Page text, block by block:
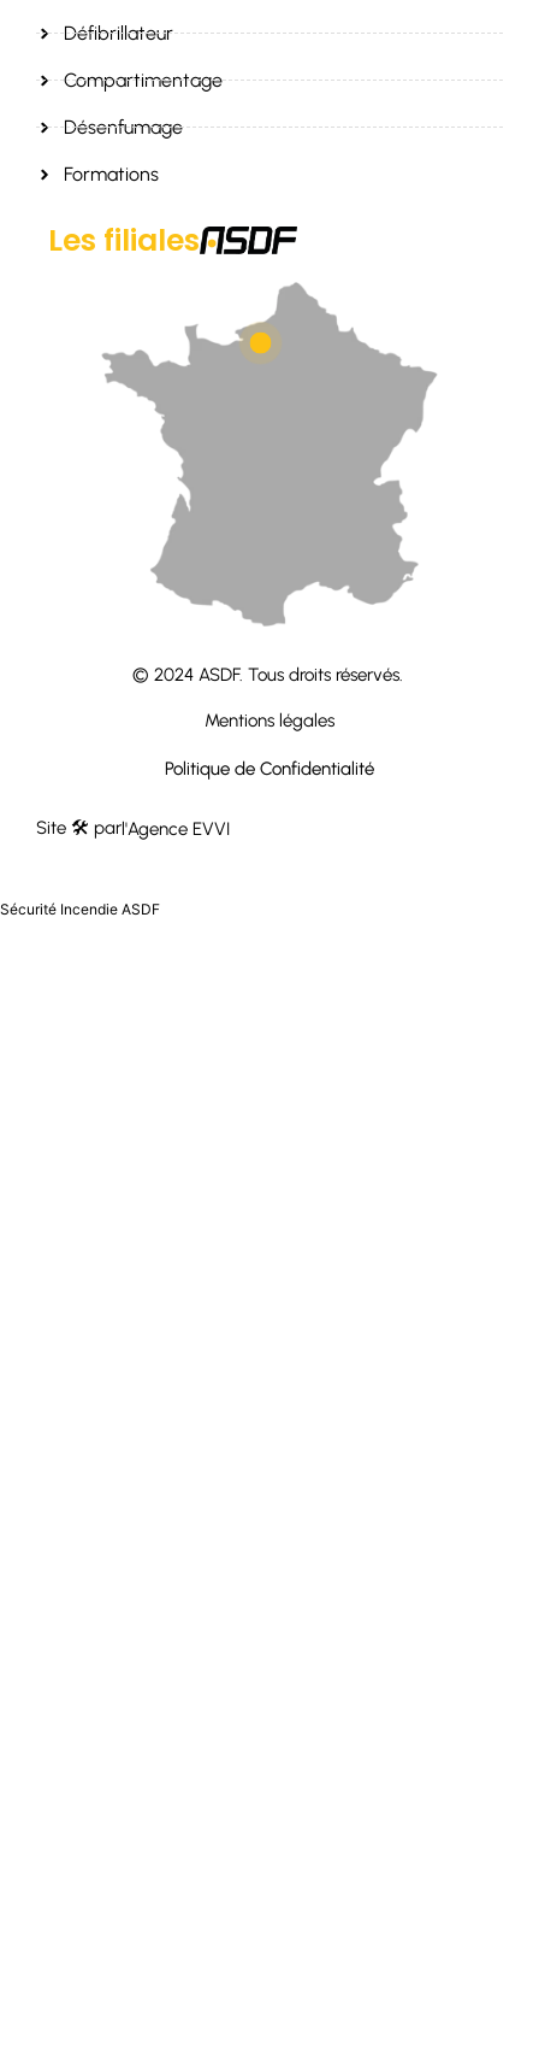
Défibrillateur
Compartimentage
Désenfumage
Formations
Les filiales
contact@groupeasdf.fr
© 2024 ASDF. Tous droits réservés.
Mentions légales
Politique de Confidentialité
Site 🛠 parl'Agence EVVI
Sécurité Incendie ASDF